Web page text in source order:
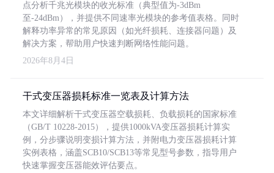
点分析千兆光模块的收光标准（典型值为-3dBm
至-24dBm），并提供不同速率光模块的参考值表格。同时
解释功率异常的常见原因（如光纤损耗、连接器问题）及
解决方案，帮助用户快速判断网络性能问题。
2026年8月4日
干式变压器损耗标准一览表及计算方法
本文详细解析干式变压器空载损耗、负载损耗的国家标准
（GB/T 10228-2015），提供1000kVA变压器损耗计算实
例，分步骤说明变损计算方法，并附电力变压器损耗计算
实例表格，涵盖SCB10/SCB13等常见型号参数，指导用户
快速掌握变压器能效评估要点。